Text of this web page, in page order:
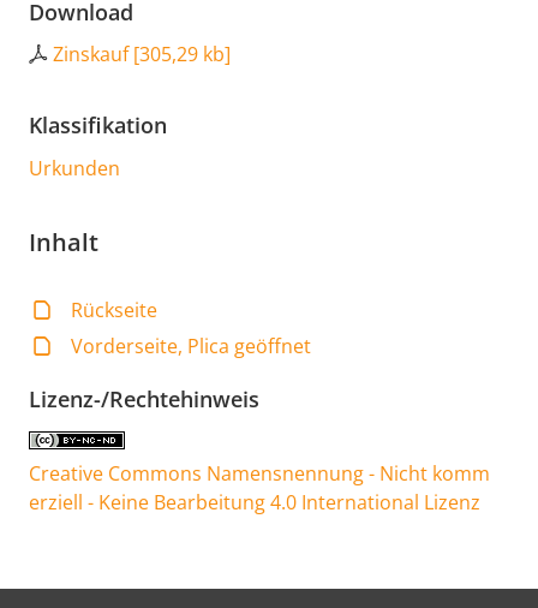
Download
Zinskauf[305,29 kb]
Klassifikation
Urkunden
Inhalt
Rückseite
Vorderseite, Plica geöffnet
Lizenz-/Rechtehinweis
Creative Commons Namensnennung - Nicht komm
erziell - Keine Bearbeitung 4.0 International Lizenz